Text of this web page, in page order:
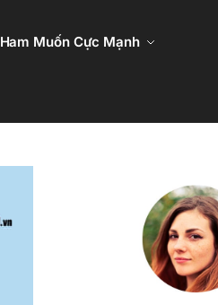
Ham Muốn Cực Mạnh